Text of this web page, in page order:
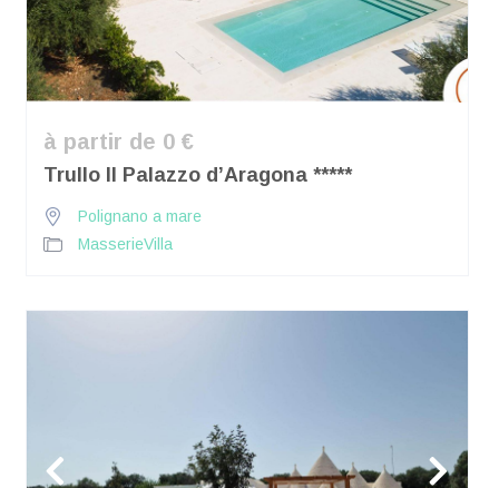
à partir de 0 €
Trullo Il Palazzo d’Aragona *****
Polignano a mare
MasserieVilla